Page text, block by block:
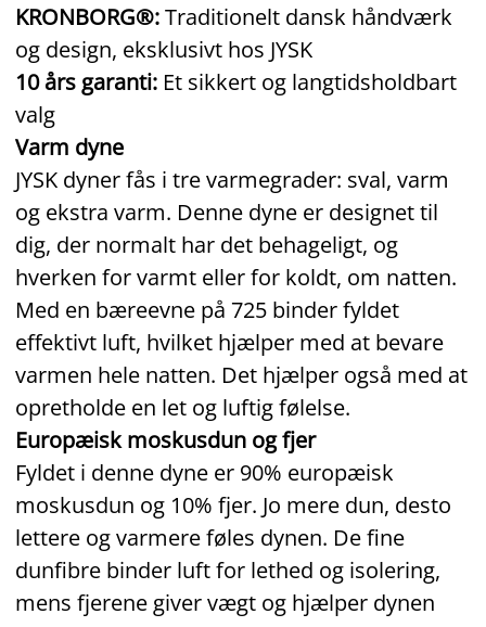
KRONBORG®:Traditionelt dansk håndværk
og design, eksklusivt hos JYSK
10 års garanti: Et sikkert og langtidsholdbart
valg
Varm dyne
JYSK dyner fås i tre varmegrader: sval, varm
og ekstra varm. Denne dyne er designet til
dig, der normalt har det behageligt, og
hverken for varmt eller for koldt, om natten.
Med en bæreevne på 725 binder fyldet
effektivt luft, hvilket hjælper med at bevare
varmen hele natten. Det hjælper også med at
opretholde en let og luftig følelse.
Europæisk moskusdun og fjer
Fyldet i denne dyne er 90% europæisk
moskusdun og 10% fjer. Jo mere dun, desto
lettere og varmere føles dynen. De fine
dunfibre binder luft for lethed og isolering,
mens fjerene giver vægt og hjælper dynen